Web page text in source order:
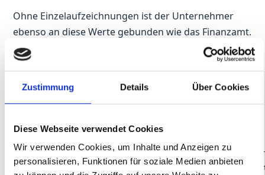
Zustimmung Details Über Cookies
Diese Webseite verwendet Cookies
Wir verwenden Cookies, um Inhalte und Anzeigen zu
personalisieren, Funktionen für soziale Medien anbieten
Ohne Einzelaufzeichnungen ist der Unternehmer
ebenso an diese Werte gebunden wie das Finanzamt.
Bei den Werten in der nachstehenden Tabelle
handelt es sich um
(Nettobeträge ohne
Umsatzsteuer). Die Umsatzsteuer wird jeweils mit
19% bzw. 7% dazugerechnet. Pauschbeträge für
der Tabelle genannten und für artverwandte
Branchen.
ermäßigtervoller